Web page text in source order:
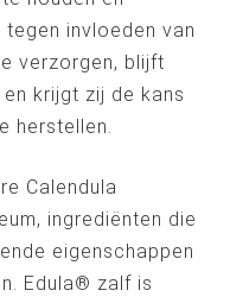
invloeden van
verzorgen, blijft
krijgt zij de kans
herstellen.
Calendula
ingrediënten die
eigenschappen
Edula® zalf is